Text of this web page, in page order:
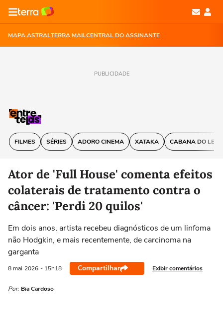
MAPA ASTRALTERRA MAILCENTRAL DO ASSINANTE
PUBLICIDADE
FILMES SÉRIES ADORO CINEMA XATAKA CABANA DO
Ator de 'Full House' comenta efeitos
colaterais de tratamento contra o
câncer: 'Perdi 20 quilos'
Em dois anos, artista recebeu diagnósticos de um linfoma
não Hodgkin, e mais recentemente, de carcinoma na
garganta
8 mai 2026 - 15h18 Compartilhar Exibir comentários
Por: Bia Cardoso